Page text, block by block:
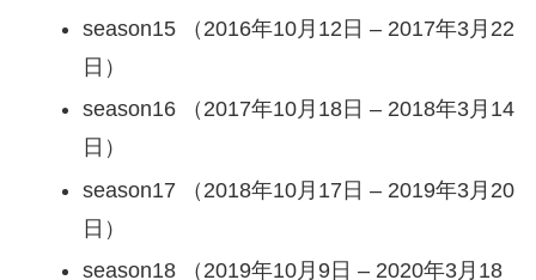
season15 （2016年10月12日 – 2017年3月22
日）
season16 （2017年10月18日 – 2018年3月14
日）
season17 （2018年10月17日 – 2019年3月20
日）
season18 （2019年10月9日 – 2020年3月18